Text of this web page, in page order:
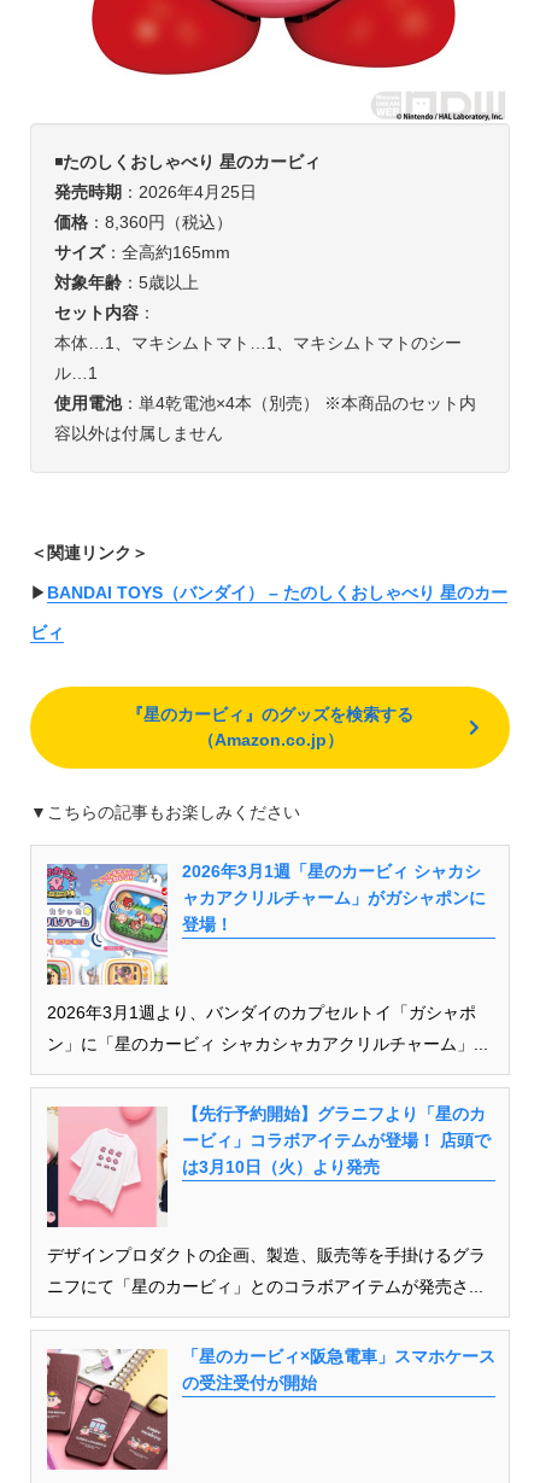
◾️たのしくおしゃべり 星のカービィ
発売時期 ：2026年4月25日
価格：8,360円（税込）
サイズ：全高約165mm
対象年齢：5歳以上
セット内容：
本体…1、マキシムトマト…1、マキシムトマトのシー
ル…1
使用電池：単4乾電池×4本（別売） ※本商品のセット内
容以外は付属しません
＜関連リンク＞
▶︎ BANDAI TOYS（バンダイ） – たのしくおしゃべり 星のカー
ビィ
『星のカービィ』のグッズを検索する
（Amazon.co.jp）
▼こちらの記事もお楽しみください
2026年3月1週「星のカービィ シャカシ
ャカアクリルチャーム」がガシャポンに
登場！
2026年3月1週より、バンダイのカプセルトイ「ガシャポ
ン」に「星のカービィ シャカシャカアクリルチャーム」...
【先行予約開始】グラニフより「星のカ
ービィ」コラボアイテムが登場！ 店頭で
は3月10日（火）より発売
デザインプロダクトの企画、製造、販売等を手掛けるグラ
ニフにて「星のカービィ」とのコラボアイテムが発売さ...
「星のカービィ×阪急電車」スマホケース
の受注受付が開始